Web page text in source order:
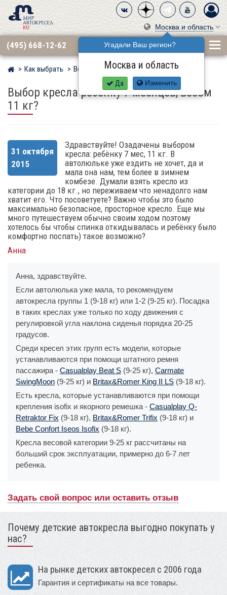
Москва и область
Угадали Ваш регион?
Москва и область
Да Изменить
(495) 668-12-62
Мир детских автокресел
Как выбрать Вопросы
Выбор кресла ребенку 7 месяцев, весом
11 кг?
31 октября
2015
Здравствуйте! Озадачены выбором
кресла: ребёнку 7 мес, 11 кг. В
автолюльке уже ездить не хочет, да и
мала она нам, тем более в зимнем
комбезе. Думали взять кресло из
категории до 18 кг., но переживаем что ненадолго нам
хватит его. Что посоветуете? Важно чтобы это было
максимально безопасное, просторное кресло. Еще мы
много путешествуем обычно своим ходом поэтому
хотелось бы чтобы спинка откидывалась и ребёнку было
комфортно поспать) такое возможно?
Анна
Анна, здравствуйте.
Если автолюлька уже мала, то рекомендуем
автокресла группы 1 (9-18 кг) или 1-2 (9-25 кг). Посадка
в таких креслах уже только по ходу движения с
регулировкой угла наклона сиденья порядка 20-25
градусов.
Среди кресел этих групп есть модели, которые
устанавливаются при помощи штатного ремня
пассажира - Casualplay Beat S (9-25 кг), Carmate
SwingMoon (9-25 кг) и Britax&Romer King II LS (9-18 кг).
Есть кресла, которые устанавливаются при помощи
крепления isofix и якорного ремешка - Casualplay Q-
Retraktor Fix (9-18 кг), Britax&Romer Trifix (9-18 кг) и
Bebe Confort Iseos Isofix (9-18 кг).
Кресла весовой категории 9-25 кг рассчитаны на
больший срок эксплуатации, примерно до 6-7 лет
ребенка.
Задать свой вопрос или оставить отзыв
Почему детские автокресла выгодно покупать у
нас?
На рынке детских автокресел с 2006 года
Гарантия и сертификаты на все товары.